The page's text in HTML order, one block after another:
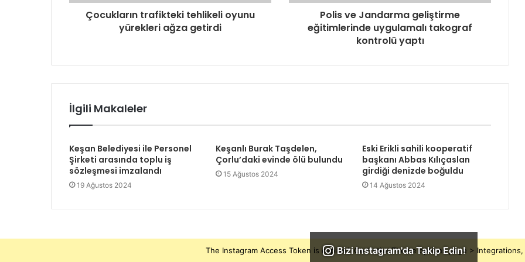
Çocukların trafikteki tehlikeli oyunu
yürekleri ağza getirdi
Polis ve Jandarma geliştirme
eğitimlerinde uygulamalı takograf
kontrolü yaptı
İlgili Makaleler
Keşan Belediyesi ile Personel
Şirketi arasında toplu iş
sözleşmesi imzalandı
19 Ağustos 2024
Keşanlı Burak Taşdelen,
Çorlu’daki evinde ölü bulundu
15 Ağustos 2024
Eski Erikli sahili kooperatif
başkanı Abbas Kılıçaslan
girdiği denizde boğuldu
14 Ağustos 2024
Bizi Instagram'da Takip Edin!
The Instagram Access Token is expired, Go to the Theme options page >